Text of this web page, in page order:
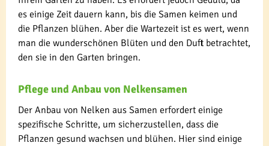
es einige Zeit dauern kann, bis die Samen keimen und
die Pflanzen blühen. Aber die Wartezeit ist es wert, wenn
man die wunderschönen Blüten und den Duft betrachtet,
den sie in den Garten bringen.
Pflege und Anbau von Nelkensamen
Der Anbau von Nelken aus Samen erfordert einige
spezifische Schritte, um sicherzustellen, dass die
Pflanzen gesund wachsen und blühen. Hier sind einige